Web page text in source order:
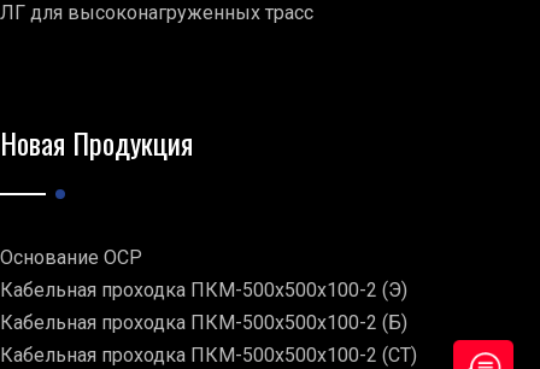
ЛГ для высоконагруженных трасс
Новая Продукция
Основание ОСР
Кабельная проходка ПКМ-500х500х100-2 (Э)
Кабельная проходка ПКМ-500х500х100-2 (Б)
Кабельная проходка ПКМ-500х500х100-2 (СТ)